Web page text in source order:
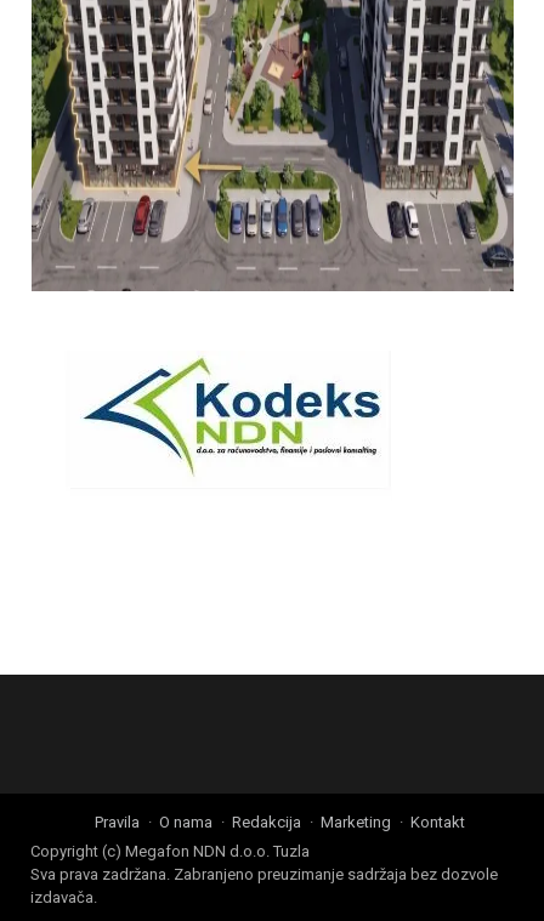
Pravila O nama Redakcija Marketing
Kontakt
Copyright (c) Megafon NDN d.o.o. Tuzla
Sva prava zadržana. Zabranjeno preuzimanje sadržaja bez dozvole
izdavača.